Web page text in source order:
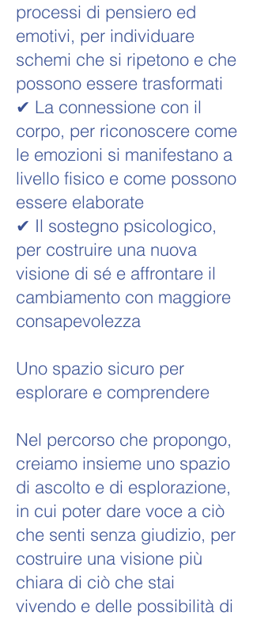
processi di pensiero ed
emotivi, per individuare
schemi che si ripetono e che
possono essere trasformati
✔ La connessione con il
corpo, per riconoscere come
le emozioni si manifestano a
livello fisico e come possono
essere elaborate
✔ Il sostegno psicologico,
per costruire una nuova
visione di sé e affrontare il
cambiamento con maggiore
consapevolezza
Uno spazio sicuro per
esplorare e comprendere
Nel percorso che propongo,
creiamo insieme uno spazio
di ascolto e di esplorazione,
in cui poter dare voce a ciò
che senti senza giudizio, per
costruire una visione più
chiara di ciò che stai
vivendo e delle possibilità di